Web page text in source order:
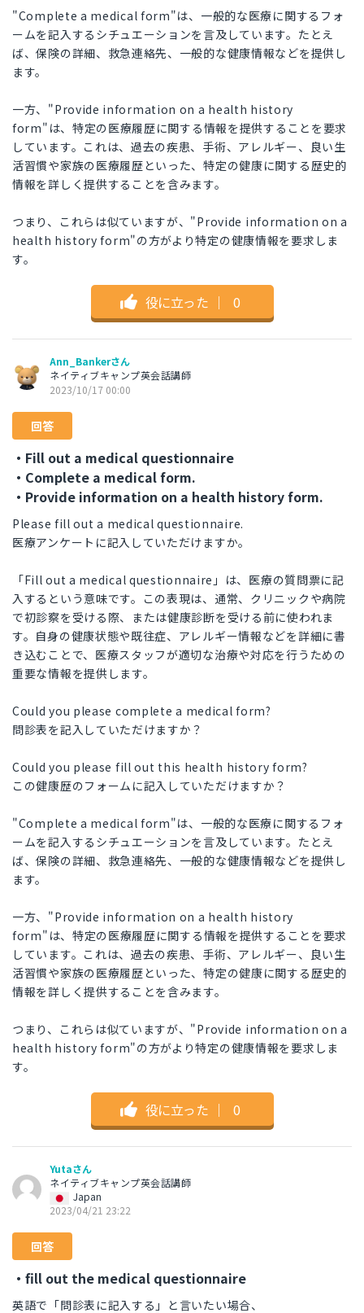
"Complete a medical form"は、一般的な医療に関するフォ
ームを記入するシチュエーションを言及しています。たとえ
ば、保険の詳細、救急連絡先、一般的な健康情報などを提供し
ます。
一方、"Provide information on a health history
form"は、特定の医療履歴に関する情報を提供することを要求
しています。これは、過去の疾患、手術、アレルギー、良い生
活習慣や家族の医療履歴といった、特定の健康に関する歴史的
情報を詳しく提供することを含みます。
つまり、これらは似ていますが、"Provide information on a
health history form"の方がより特定の健康情報を要求しま
す。
役に立った ｜ 0
Ann_Bankerさん
ネイティブキャンプ英会話講師
2023/10/17 00:00
回答
・Fill out a medical questionnaire
・Complete a medical form.
・Provide information on a health history form.
Please fill out a medical questionnaire.
医療アンケートに記入していただけますか。
「Fill out a medical questionnaire」は、医療の質問票に記
入するという意味です。この表現は、通常、クリニックや病院
で初診察を受ける際、または健康診断を受ける前に使われま
す。自身の健康状態や既往症、アレルギー情報などを詳細に書
き込むことで、医療スタッフが適切な治療や対応を行うための
重要な情報を提供します。
Could you please complete a medical form?
問診表を記入していただけますか？
Could you please fill out this health history form?
この健康歴のフォームに記入していただけますか？
"Complete a medical form"は、一般的な医療に関するフォ
ームを記入するシチュエーションを言及しています。たとえ
ば、保険の詳細、救急連絡先、一般的な健康情報などを提供し
ます。
一方、"Provide information on a health history
form"は、特定の医療履歴に関する情報を提供することを要求
しています。これは、過去の疾患、手術、アレルギー、良い生
活習慣や家族の医療履歴といった、特定の健康に関する歴史的
情報を詳しく提供することを含みます。
つまり、これらは似ていますが、"Provide information on a
health history form"の方がより特定の健康情報を要求しま
す。
役に立った ｜ 0
Yutaさん
ネイティブキャンプ英会話講師
Japan
2023/04/21 23:22
回答
・fill out the medical questionnaire
英語で「問診表に記入する」と言いたい場合、